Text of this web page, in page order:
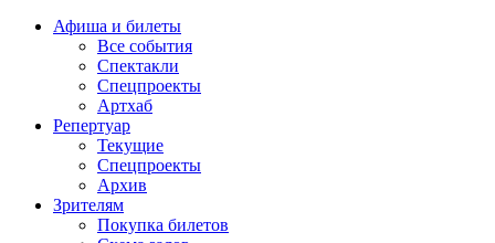
Афиша и билеты
Все события
Спектакли
Спецпроекты
Артхаб
Репертуар
Текущие
Спецпроекты
Архив
Зрителям
Покупка билетов